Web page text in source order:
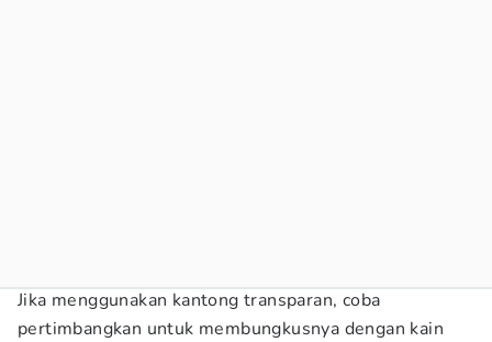
Jika menggunakan kantong transparan, coba
pertimbangkan untuk membungkusnya dengan kain